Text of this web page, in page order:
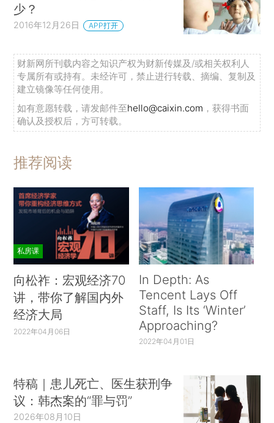
少？
2016年12月26日 APP打开
财新网所刊载内容之知识产权为财新传媒及/或相关权利人
专属所有或持有。未经许可，禁止进行转载、摘编、复制及
建立镜像等任何使用。
如有意愿转载，请发邮件至hello@caixin.com ，获得书面
确认及授权后，方可转载。
推荐阅读
私房课
向松祚：宏观经济70
讲，带你了解国内外
经济大局
2022年04月06日
In Depth: As
Tencent Lays Off
Staff, Is Its ‘Winter’
Approaching?
2022年04月01日
特稿｜患儿死亡、医生获刑争
议：韩杰案的“罪与罚”
2026年08月10日